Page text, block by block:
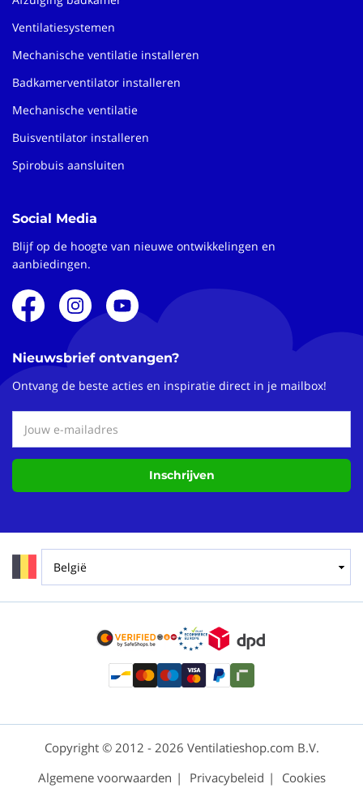
Ventilatiesystemen
Mechanische ventilatie installeren
Badkamerventilator installeren
Mechanische ventilatie
Buisventilator installeren
Spirobuis aansluiten
Social Media
Blijf op de hoogte van nieuwe ontwikkelingen en
aanbiedingen.
Nieuwsbrief ontvangen?
Ontvang de beste acties en inspiratie direct in je mailbox!
Inschrijven
Copyright © 2012 - 2026 Ventilatieshop.com B.V.
Algemene voorwaarden
Privacybeleid
Cookies